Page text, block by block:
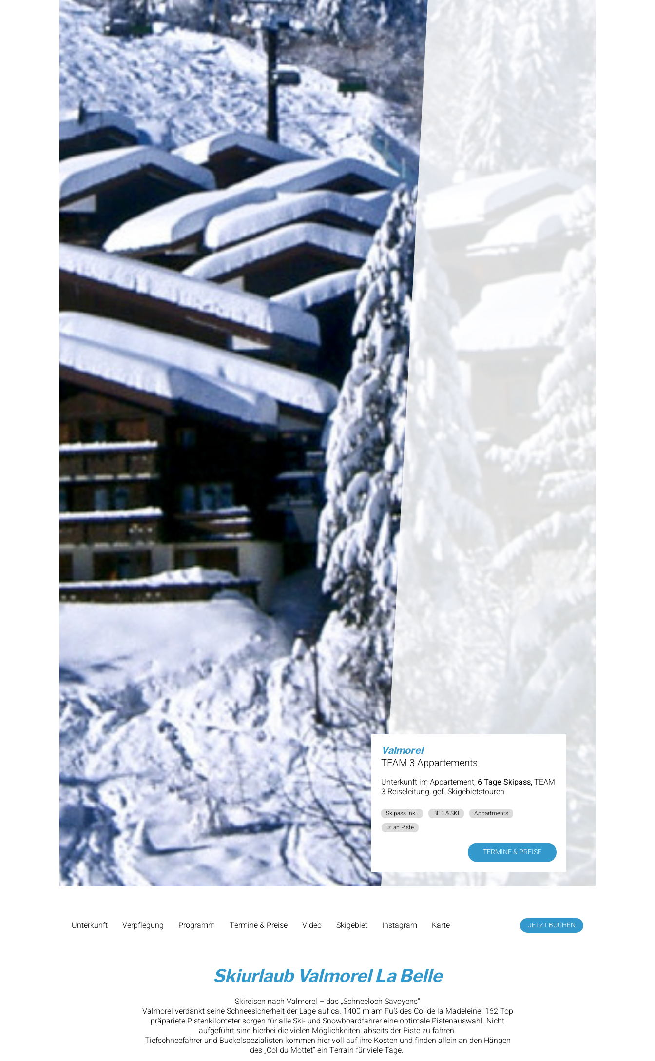
Valmorel
TEAM 3 Appartements
Unterkunft im Appartement, 6 Tage Skipass,TEAM
3 Reiseleitung, gef. Skigebietstouren
Skipass inkl. BED & SKI
Appartments
☞ an Piste
TERMINE & PREISE
Unterkunft Verpflegung Programm Termine & Preise Video Skigebiet Instagram Karte JETZT BUCHEN
Skiurlaub Valmorel La Belle
Skireisen nach Valmorel – das „Schneeloch Savoyens“
Valmorel verdankt seine Schneesicherheit der Lage auf ca. 1400 m am Fuß des Col de la Madeleine. 162 Top
präpariete Pistenkilometer sorgen für alle Ski- und Snowboardfahrer eine optimale Pistenauswahl. Nicht
aufgeführt sind hierbei die vielen Möglichkeiten, abseits der Piste zu fahren.
Tiefschneefahrer und Buckelspezialisten kommen hier voll auf ihre Kosten und finden allein an den Hängen
des „Col du Mottet“ ein Terrain für viele Tage.